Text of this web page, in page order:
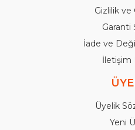
Gizlilik ve
Garanti
İade ve
İletişim
Üyelik
Yeni